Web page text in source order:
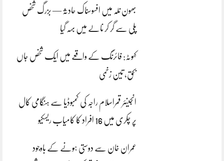
بھون نلہ میں افسوسناک حادثہ — بزرگ شخص
پلی سے گر کر نالے میں بہہ گیا
کہوٹہ: فائرنگ کے واقعے میں ایک شخص جاں
بحق، تین زخمی
انجینئر قمراسلام راجہ کی کمبوڈیا سے ہنگامی کال
پر چکری میں 16 افراد کا کامیاب ریسکیو
عمران خان سے دوستی ہونے کے باوجود